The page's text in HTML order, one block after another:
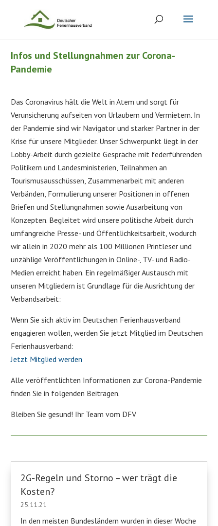
Infos und Stellungnahmen zur Corona-
Pandemie
Das Coronavirus hält die Welt in Atem und sorgt für
Verunsicherung aufseiten von Urlaubern und Vermietern. In
der Pandemie sind wir Navigator und starker Partner in der
Krise für unsere Mitglieder. Unser Schwerpunkt liegt in der
Lobby-Arbeit durch gezielte Gespräche mit federführenden
Politikern und Landesministerien, Teilnahmen an
Tourismusausschüssen, Zusammenarbeit mit anderen
Verbänden, Formulierung unserer Positionen in offenen
Briefen und Stellungnahmen sowie Ausarbeitung von
Konzepten. Begleitet wird unsere politische Arbeit durch
umfangreiche Presse- und Öffentlichkeitsarbeit, wodurch
wir allein in 2020 mehr als 100 Millionen Printleser und
unzählige Veröffentlichungen in Online-, TV- und Radio-
Medien erreicht haben. Ein regelmäßiger Austausch mit
unseren Mitgliedern ist Grundlage für die Ausrichtung der
Verbandsarbeit:
Wenn Sie sich aktiv im Deutschen Ferienhausverband
engagieren wollen, werden Sie jetzt Mitglied im Deutschen
Ferienhausverband:
Jetzt Mitglied werden
Alle veröffentlichten Informationen zur Corona-Pandemie
finden Sie in folgenden Beiträgen.
Bleiben Sie gesund! Ihr Team vom DFV
2G-Regeln und Storno – wer trägt die
Kosten?
25.11.21
In den meisten Bundesländern wurden in dieser Woche